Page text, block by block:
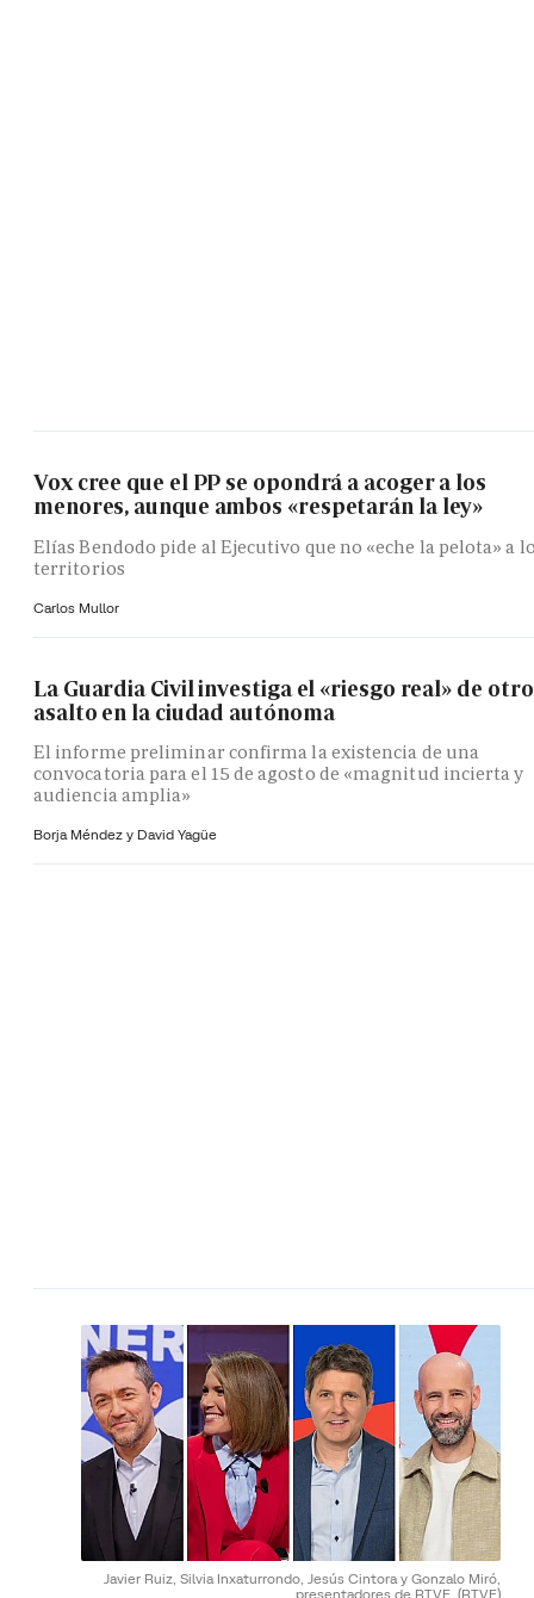
Vox cree que el PP se opondrá a acoger a los
menores, aunque ambos «respetarán la ley»
Elías Bendodo pide al Ejecutivo que no «eche la pelota» a
territorios
Carlos Mullor
La Guardia Civil investiga el «riesgo real» de otro
asalto en la ciudad autónoma
El informe preliminar confirma la existencia de una
convocatoria para el 15 de agosto de «magnitud incierta y
audiencia amplia»
Borja Méndez y David Yagüe
Javier Ruiz, Silvia Inxaturrondo, Jesús Cintora y Gonzalo Miró,
presentadores de RTVE. (RTVE)